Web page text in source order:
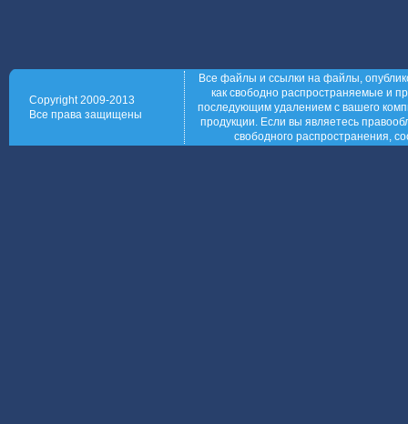
Copyright 2009-2013
Все права защищены
Все файлы и ссылки на файлы,
как свободно распространяемые и
последующим удалением с вашего
продукции. Если вы являетесь
свободного распространения,